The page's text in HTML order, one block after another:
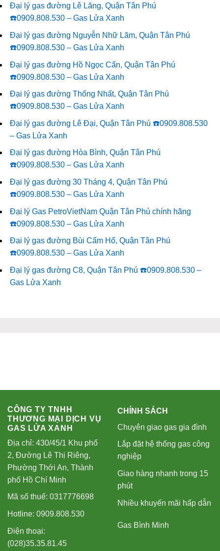
Đại lý gas đường Lê Lăng, Quận Tân Phú
☎️0909.808.530 – Gas Lửa Xanh
Đại lý gas đường Nguyễn Nhữ Lãm, Quận Tân Phú
☎️0909.808.530 – Gas Lửa Xanh
Đại lý gas đường Hồ Ngọc Cẩn, Quận Tân Phú
☎️0909.808.530 – Gas Lửa Xanh
Đại lý gas đường Thống Nhất, Quận Tân Phú
☎️0909.808.530 – Gas Lửa Xanh
Đại lý gas đường Lê Đại, Quận Tân Phú ☎️0909.808.530
– Gas Lửa Xanh
Đại lý gas đường Hòa Bình, Quận Tân Phú
☎️0909.808.530 – Gas Lửa Xanh
Đại lý gas đường 30 Tháng 4, Quận Tân Phú
☎️0909.808.530 – Gas Lửa Xanh
Đại lý Gas PetroVietNam Quận Tân Phú chính hãng
☎️0909.808.530 – Gas Lửa Xanh
Đại lý gas đường Bùi Cẩm Hổ, Quận Tân Phú
☎️0909.808.530 – Gas Lửa Xanh
Đại lý gas đường C8, Quận Tân Phú ☎️0909.808.530 –
Gas Lửa Xanh
CÔNG TY TNHH
THƯƠNG MẠI DỊCH VỤ
GAS LỬA XANH
Địa chỉ: 430/45/1 Khu phố
2, Đường Lê Thị Riêng,
Phường Thới An, Thành
phố Hồ Chí Minh
Mã số thuế: 0317776698
Hotline: 0909.808.530
Điện thoại:
(028)35.35.81.45
CHÍNH SÁCH
Chuyên giao gas gia đình
Lắp đặt hệ thống gas công
nghiệp
Giao hàng nhanh trong 15
phút
Nhiều khuyến mãi hấp dẫn
Gas Bình Minh